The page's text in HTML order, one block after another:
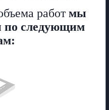
работмы
по следующим